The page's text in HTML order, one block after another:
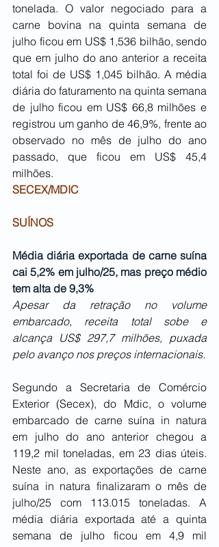
tonelada. O valor negociado para a
carne bovina na quinta semana de
julho ficou em US$ 1,536 bilhão, sendo
que em julho do ano anterior a receita
total foi de US$ 1,045 bilhão. A média
diária do faturamento na quinta semana
de julho ficou em US$ 66,8 milhões e
registrou um ganho de 46,9%, frente ao
observado no mês de julho do ano
passado, que ficou em US$ 45,4
milhões.
SECEX/MDIC
SUÍNOS
Média diária exportada de carne suína
cai 5,2% em julho/25, mas preço médio
tem alta de 9,3%
Apesar da retração no volume
embarcado, receita total sobe e
alcança US$ 297,7 milhões, puxada
pelo avanço nos preços internacionais.
Segundo a Secretaria de Comércio
Exterior (Secex), do Mdic, o volume
embarcado de carne suína in natura
em julho do ano anterior chegou a
119,2 mil toneladas, em 23 dias úteis.
Neste ano, as exportações de carne
suína in natura finalizaram o mês de
julho/25 com 113.015 toneladas. A
média diária exportada até a quinta
semana de julho ficou em 4,9 mil